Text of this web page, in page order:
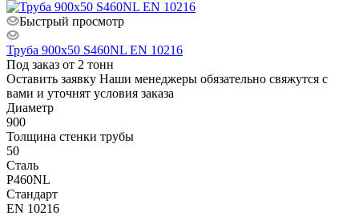
Быстрый просмотр
Труба 900х50 S460NL EN 10216
Под заказ от 2 тонн
Оставить заявку Наши менеджеры обязательно свяжутся с
вами и уточнят условия заказа
Диаметр
900
Толщина стенки трубы
50
Сталь
P460NL
Стандарт
EN 10216